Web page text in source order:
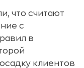
что считают
с
в
клиентов